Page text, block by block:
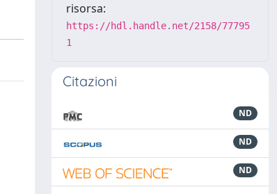
risorsa:
https://hdl.handle.net/2158/77795
1
Citazioni
ND
ND
ND